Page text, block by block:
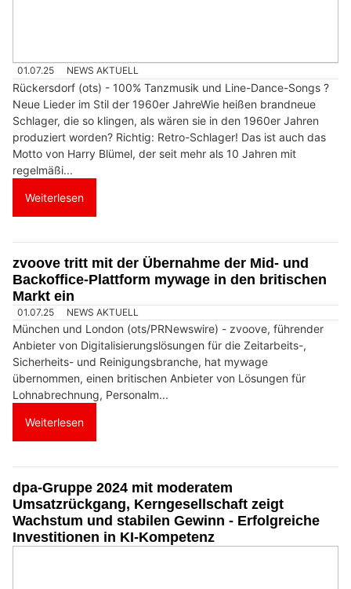
01.07.25 NEWS AKTUELL
Rückersdorf (ots) - 100% Tanzmusik und Line-Dance-Songs ?
Neue Lieder im Stil der 1960er JahreWie heißen brandneue
Schlager, die so klingen, als wären sie in den 1960er Jahren
produziert worden? Richtig: Retro-Schlager! Das ist auch das
Motto von Harry Blümel, der seit mehr als 10 Jahren mit
regelmäßi...
Weiterlesen
zvoove tritt mit der Übernahme der Mid- und
Backoffice-Plattform mywage in den britischen
Markt ein
01.07.25 NEWS AKTUELL
München und London (ots/PRNewswire) - zvoove, führender
Anbieter von Digitalisierungslösungen für die Zeitarbeits-,
Sicherheits- und Reinigungsbranche, hat mywage
übernommen, einen britischen Anbieter von Lösungen für
Lohnabrechnung, Personalm...
Weiterlesen
dpa-Gruppe 2024 mit moderatem
Umsatzrückgang, Kerngesellschaft zeigt
Wachstum und stabilen Gewinn - Erfolgreiche
Investitionen in KI-Kompetenz